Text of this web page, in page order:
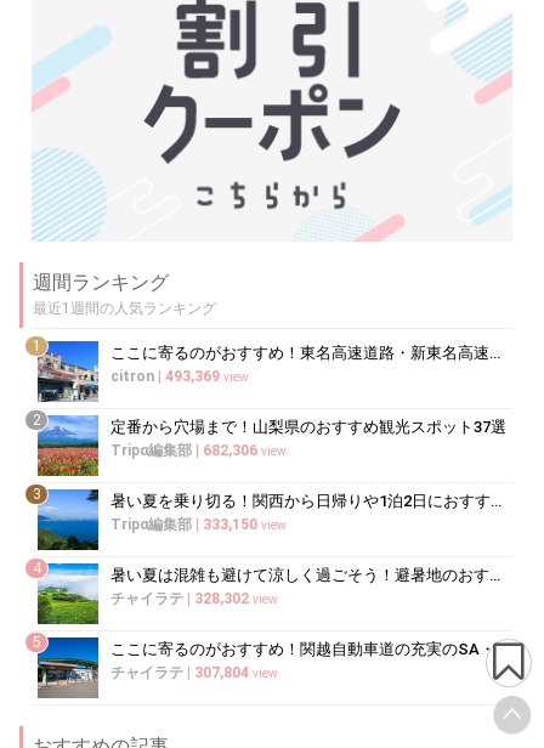
週間ランキング
最近1週間の人気ランキング
1 ここに寄るのがおすすめ！東名高速道路・新東名高速道路の充実のSA・PA10選
citron | 493,369 view
2 定番から穴場まで！山梨県のおすすめ観光スポット37選
Tripα編集部 | 682,306 view
3 暑い夏を乗り切る！関西から日帰りや1泊2日におすすめの避暑地10選
Tripα編集部 | 333,150 view
4 暑い夏は混雑も避けて涼しく過ごそう！避暑地のおすすめ穴場スポット10選
チャイラテ | 328,302 view
5 ここに寄るのがおすすめ！関越自動車道の充実のSA・PA5選
チャイラテ | 307,804 view